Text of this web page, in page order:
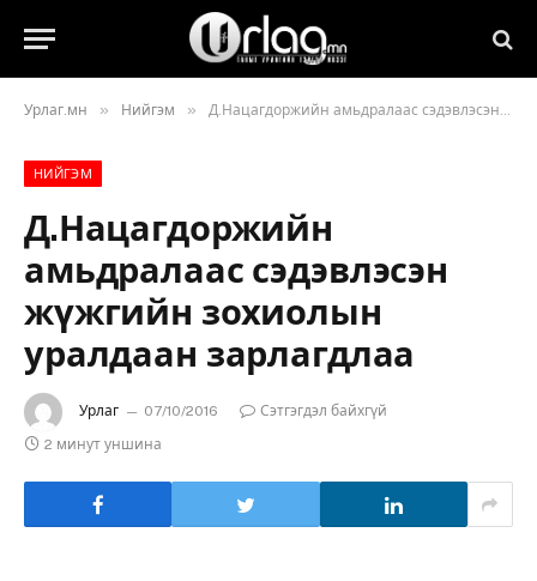
Урлаг.мн » Нийгэм » Д.Нацагдоржийн амьдралаас сэдэвлэсэн жүжгийн зохиолын уралдаан зарлагдлаа
НИЙГЭМ
Д.Нацагдоржийн
амьдралаас сэдэвлэсэн
жүжгийн зохиолын
уралдаан зарлагдлаа
Урлаг 07/10/2016
Сэтгэгдэл байхгүй
2 минут уншина